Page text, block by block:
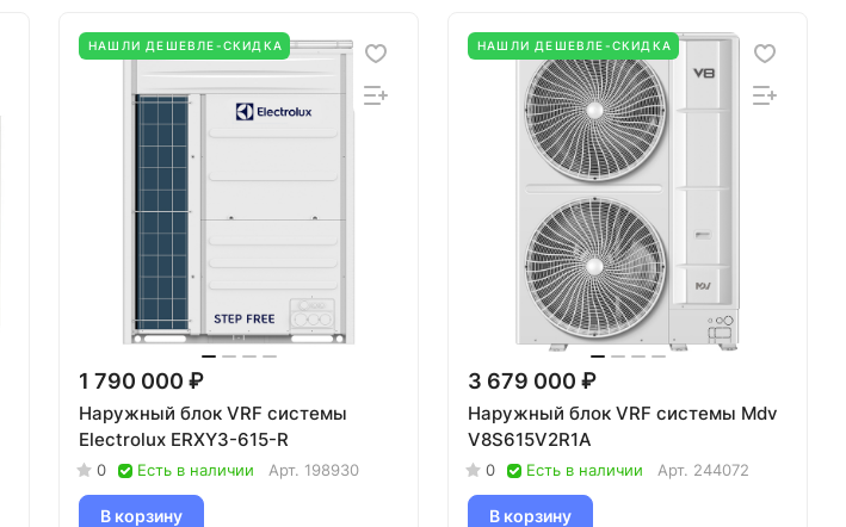
НАШЛИ ДЕШЕВЛЕ-СКИДКА
1 790 000 ₽
Наружный блок VRF системы
Electrolux ERXY3-615-R
0 Есть в наличии Арт. 198930
В корзину
НАШЛИ ДЕШЕВЛЕ-СКИДКА
3 679 000 ₽
Наружный блок VRF системы Mdv
V8S615V2R1A
0 Есть в наличии Арт. 244072
В корзину